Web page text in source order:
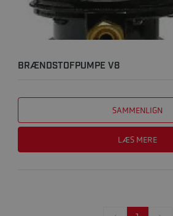
BRÆNDSTOFPUMPE V8
SAMMENLIGN
LÆS MERE